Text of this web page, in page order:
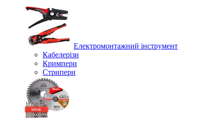
Електромонтажний інструмент
Кабелерізи
Кримпери
Стрипери